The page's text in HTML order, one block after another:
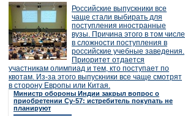
Российские выпускники все
чаще стали выбирать для
поступления иностранные
вузы. Причина этого в том числе
в сложности поступления в
российские учебные заведения.
Приоритет отдается
участникам олимпиад и тем, кто поступает по
квотам. Из-за этого выпускники все чаще смотрят
в сторону Европы или Китая.
Министр обороны Индии закрыл вопрос о
приобретении Су-57: истребитель покупать не
планируют